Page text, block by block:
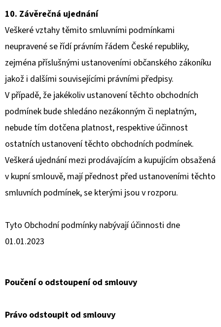
10. Závěrečná ujednání
Veškeré vztahy těmito smluvními podmínkami
neupravené se řídí právním řádem České republiky,
zejména příslušnými ustanoveními občanského zákoníku
jakož i dalšími souvisejícími právními předpisy.
V případě, že jakékoliv ustanovení těchto obchodních
podmínek bude shledáno nezákonným či neplatným,
nebude tím dotčena platnost, respektive účinnost
ostatních ustanovení těchto obchodních podmínek.
Veškerá ujednání mezi prodávajícím a kupujícím obsažená
v kupní smlouvě, mají přednost před ustanoveními těchto
smluvních podmínek, se kterými jsou v rozporu.
Tyto Obchodní podmínky nabývají účinnosti dne
01.01.2023
Poučení o odstoupení od smlouvy
Právo odstoupit od smlouvy